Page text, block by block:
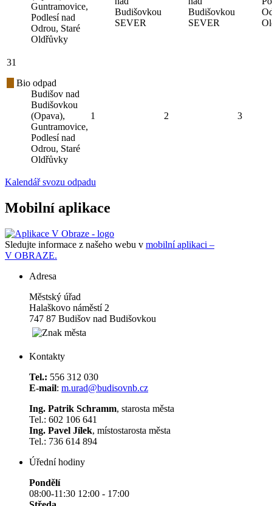
Guntramovice,
Podlesí nad
Odrou, Staré
Oldřůvky
Budišovkou
SEVER
Budišovkou
SEVER
31
Bio odpad
Budišov nad
Budišovkou
(Opava),
Guntramovice,
Podlesí nad
Odrou, Staré
Oldřůvky
1 2 3
Kalendář svozu odpadu
Mobilní aplikace
Sledujte informace z našeho webu v mobilní aplikaci –
V OBRAZE.
Adresa
Městský úřad
Halaškovo náměstí 2
747 87 Budišov nad Budišovkou
Kontakty
Tel.: 556 312 030
E-mail: m.urad@budisovnb.cz
Ing. Patrik Schramm, starosta města
Tel.: 602 106 641
Ing. Pavel Jílek, místostarosta města
Tel.: 736 614 894
Úřední hodiny
Pondělí
08:00-11:30 12:00 - 17:00